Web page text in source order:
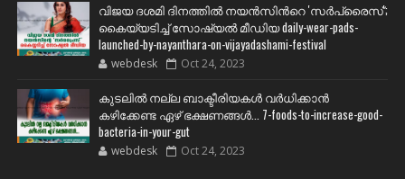
വിജയ ദശമി ദിനത്തില്‍ നയന്‍സിന്‍റെ 'സര്‍പ്രൈസ്';
കൈയ്യടിച്ച് സോഷ്യല്‍ മീഡിയ daily-wear-pads-
launched-by-nayanthara-on-vijayadashami-festival
webdesk Oct 24, 2023
കുടലിൽ നല്ല ബാക്ടീരിയകൾ വര്‍ധിക്കാന്‍
കഴിക്കേണ്ട ഏഴ് ഭക്ഷണങ്ങള്‍... 7-foods-to-increase-good-
bacteria-in-your-gut
webdesk Oct 24, 2023